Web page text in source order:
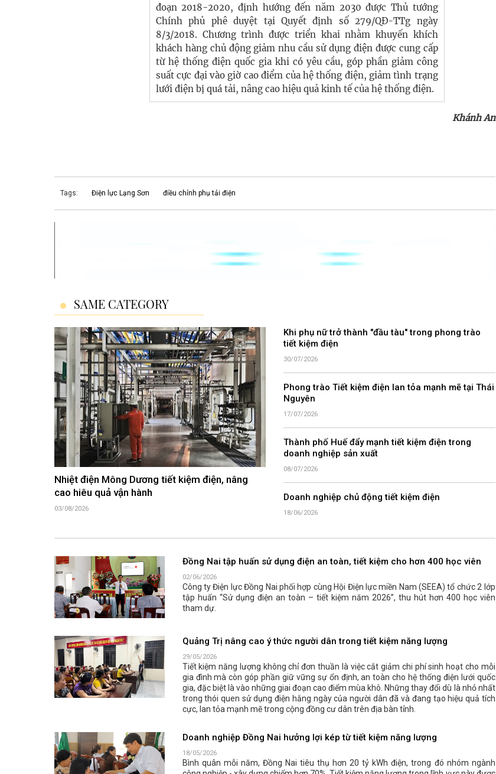
đoạn 2018-2020, định hướng đến năm 2030 được Thủ tướng
Chính phủ phê duyệt tại Quyết định số 279/QĐ-TTg ngày
8/3/2018. Chương trình được triển khai nhằm khuyến khích
khách hàng chủ động giảm nhu cầu sử dụng điện được cung cấp
từ hệ thống điện quốc gia khi có yêu cầu, góp phần giảm công
suất cực đại vào giờ cao điểm của hệ thống điện, giảm tình trạng
lưới điện bị quá tải, nâng cao hiệu quả kinh tế của hệ thống điện.
Khánh An
Tags: Điện lực Lạng Sơn điều chỉnh phụ tải điện
SAME CATEGORY
Nhiệt điện Mông Dương tiết kiệm điện, nâng
cao hiêu quả vận hành
03/08/2026
Khi phụ nữ trở thành "đầu tàu" trong phong trào
tiết kiệm điện
30/07/2026
Phong trào Tiết kiệm điện lan tỏa mạnh mẽ tại Thái
Nguyên
17/07/2026
Thành phố Huế đẩy mạnh tiết kiệm điện trong
doanh nghiệp sản xuất
08/07/2026
Doanh nghiệp chủ động tiết kiệm điện
18/06/2026
Đồng Nai tập huấn sử dụng điện an toàn, tiết kiệm cho hơn 400 học viên
02/06/2026
Công ty Điện lực Đồng Nai phối hợp cùng Hội Điện lực miền Nam (SEEA) tổ chức 2 lớp
tập huấn “Sử dụng điện an toàn – tiết kiệm năm 2026”, thu hút hơn 400 học viên
tham dự.
Quảng Trị nâng cao ý thức người dân trong tiết kiệm năng lượng
29/05/2026
Tiết kiệm năng lượng không chỉ đơn thuần là việc cắt giảm chi phí sinh hoạt cho mỗi
gia đình mà còn góp phần giữ vững sự ổn định, an toàn cho hệ thống điện lưới quốc
gia, đặc biệt là vào những giai đoạn cao điểm mùa khô. Những thay đổi dù là nhỏ nhất
trong thói quen sử dụng điện hằng ngày của người dân đã và đang tạo hiệu quả tích
cực, lan tỏa mạnh mẽ trong cộng đồng cư dân trên địa bàn tỉnh.
Doanh nghiệp Đồng Nai hưởng lợi kép từ tiết kiệm năng lượng
18/05/2026
Bình quân mỗi năm, Đồng Nai tiêu thụ hơn 20 tỷ kWh điện, trong đó nhóm ngành